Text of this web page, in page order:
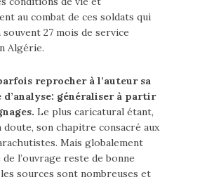
au combat de ces soldats qui
27 mois de service
Algérie.
reprocher à l’auteur sa
d’analyse: généraliser à partir
Le plus caricatural étant,
doute, son chapitre consacré aux
Mais globalement
de l’ouvrage reste de bonne
sources sont nombreuses et